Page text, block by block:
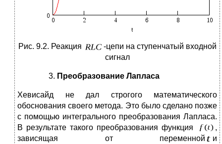
Рис. 9.2. Реакция
-цепи на ступенчатый входной
сигнал
Преобразование Лапласа
Хевисайд не дал строгого математического
обоснования своего метода. Это было сделано позже
с помощью интегрального преобразования Лапласа.
В результате такого преобразования функция
,
зависящая от переменной
и